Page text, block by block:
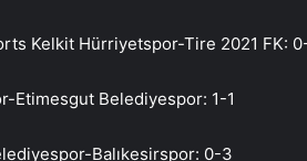
Kelkit Hürriyetspor-Tire 2021 FK:
Etimesgut Belediyespor: 1-1
Balıkesirspor: 0-3